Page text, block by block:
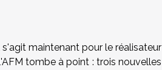
maintenant pour le réalisateur
tombe à point : trois nouvelles